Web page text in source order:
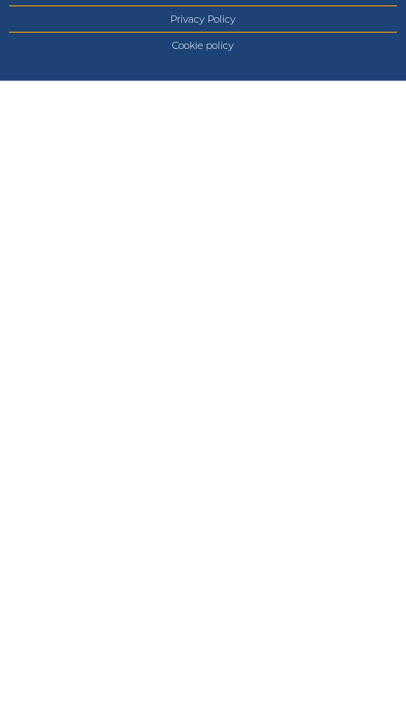
Privacy Policy
Cookie policy